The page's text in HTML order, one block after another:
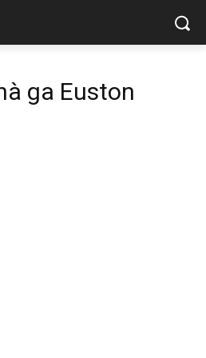
ga Euston